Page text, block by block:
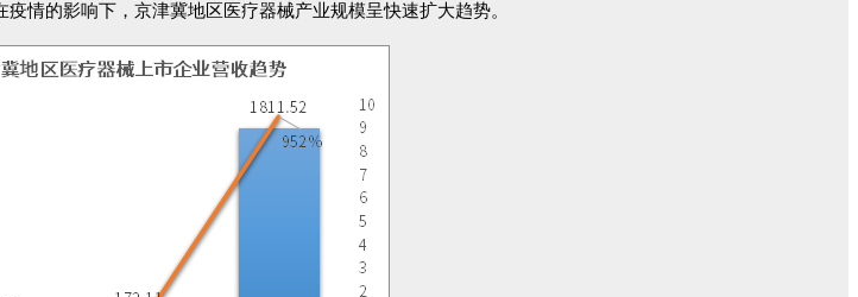
情的影响下，京津冀地区医疗器械产业规模呈快速扩大趋势。